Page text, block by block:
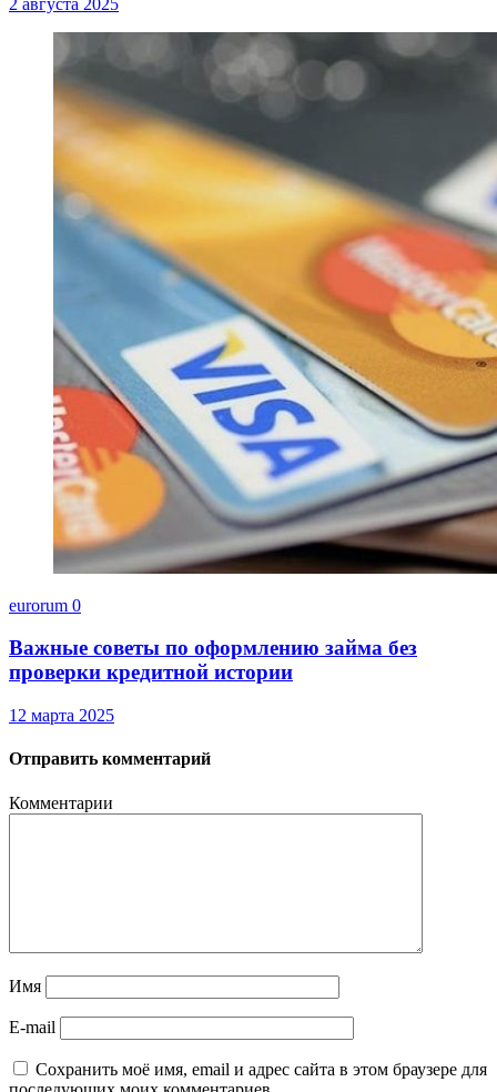
eurorum 0
Важные советы по оформлению займа без
проверки кредитной истории
12 марта 2025
Отправить комментарий
Комментарии
Имя
E-mail
Сохранить моё имя, email и адрес сайта в этом браузере для